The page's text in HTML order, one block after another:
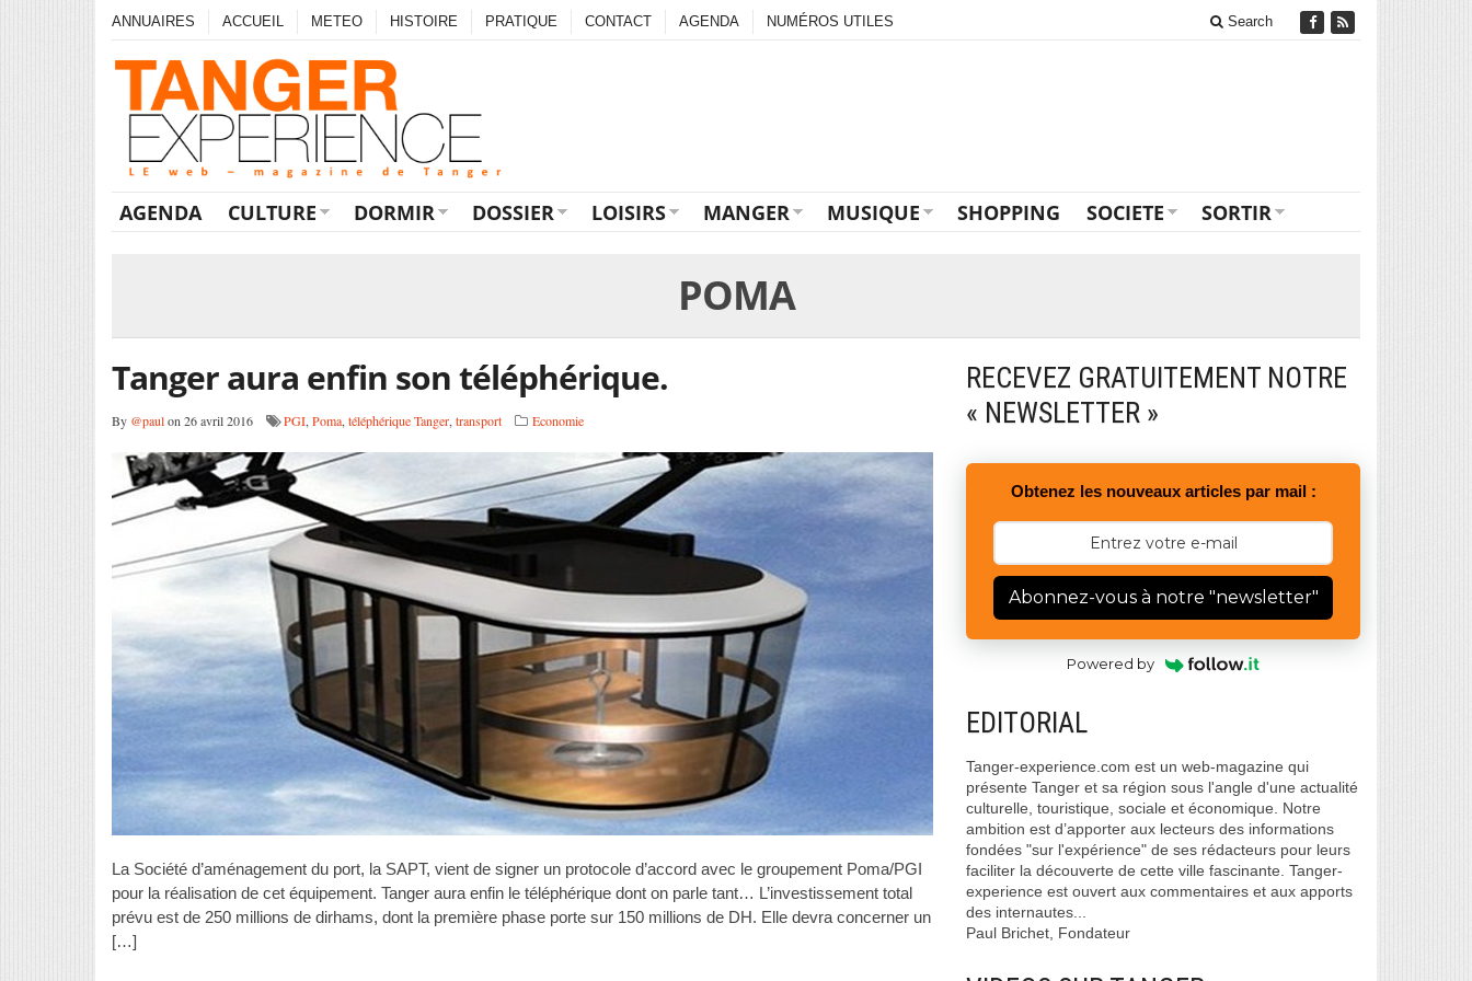
ANNUAIRES ACCUEIL METEO HISTOIRE PRATIQUE CONTACT AGENDA NUMÉROS UTILES Search
AGENDA CULTURE DORMIR DOSSIER LOISIRS MANGER MUSIQUE SHOPPING SOCIETE SORTIR
POMA
Tanger aura enfin son téléphérique.
By @paulon 26 avril 2016 PGI,Poma,téléphérique Tanger,transport Economie
La Société d’aménagement du port, la SAPT, vient de signer un protocole d’accord avec le groupement Poma/PGI
pour la réalisation de cet équipement. Tanger aura enfin le téléphérique dont on parle tant… L’investissement total
prévu est de 250 millions de dirhams, dont la première phase porte sur 150 millions de DH. Elle devra concerner un
[…]
RECEVEZ GRATUITEMENT NOTRE
« NEWSLETTER »
Obtenez les nouveaux articles par mail :
Abonnez-vous à notre "newsletter"
Powered by
EDITORIAL
Tanger-experience.com est un web-magazine qui
présente Tanger et sa région sous l'angle d'une actualité
culturelle, touristique, sociale et économique. Notre
ambition est d’apporter aux lecteurs des informations
fondées "sur l'expérience" de ses rédacteurs pour leurs
faciliter la découverte de cette ville fascinante. Tanger-
experience est ouvert aux commentaires et aux apports
des internautes...
Paul Brichet, Fondateur